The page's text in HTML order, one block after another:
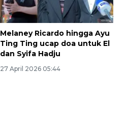
Melaney Ricardo hingga Ayu
Ting Ting ucap doa untuk El
dan Syifa Hadju
27 April 2026 05:44